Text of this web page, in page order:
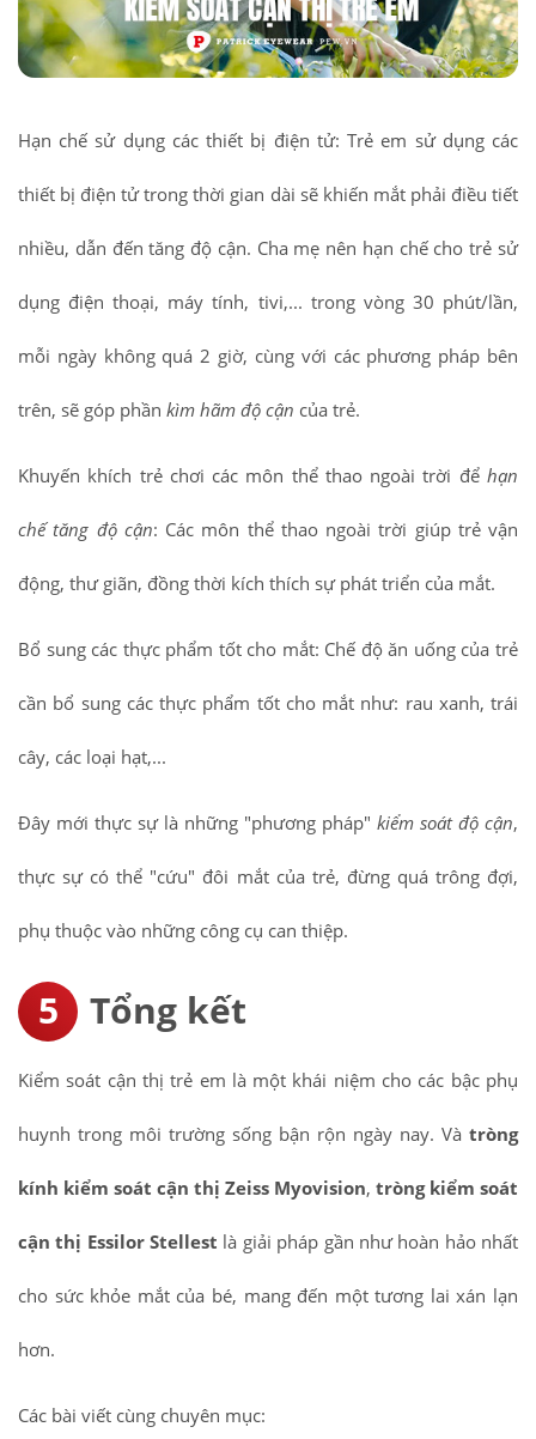
Hạn chế sử dụng các thiết bị điện tử: Trẻ em sử dụng các
thiết bị điện tử trong thời gian dài sẽ khiến mắt phải điều tiết
nhiều, dẫn đến tăng độ cận. Cha mẹ nên hạn chế cho trẻ sử
dụng điện thoại, máy tính, tivi,... trong vòng 30 phút/lần,
mỗi ngày không quá 2 giờ, cùng với các phương pháp bên
trên, sẽ góp phần kìm hãm độ cận của trẻ.
Khuyến khích trẻ chơi các môn thể thao ngoài trời để hạn
chế tăng độ cận: Các môn thể thao ngoài trời giúp trẻ vận
động, thư giãn, đồng thời kích thích sự phát triển của mắt.
Bổ sung các thực phẩm tốt cho mắt: Chế độ ăn uống của trẻ
cần bổ sung các thực phẩm tốt cho mắt như: rau xanh, trái
cây, các loại hạt,...
Đây mới thực sự là những "phương pháp" kiểm soát độ cận,
thực sự có thể "cứu" đôi mắt của trẻ, đừng quá trông đợi,
phụ thuộc vào những công cụ can thiệp.
Tổng kết
Kiểm soát cận thị trẻ em là một khái niệm cho các bậc phụ
huynh trong môi trường sống bận rộn ngày nay. Và tròng
kính kiểm soát cận thị Zeiss Myovision, tròng kiểm soát
cận thị Essilor Stellest là giải pháp gần như hoàn hảo nhất
cho sức khỏe mắt của bé, mang đến một tương lai xán lạn
hơn.
Các bài viết cùng chuyên mục: